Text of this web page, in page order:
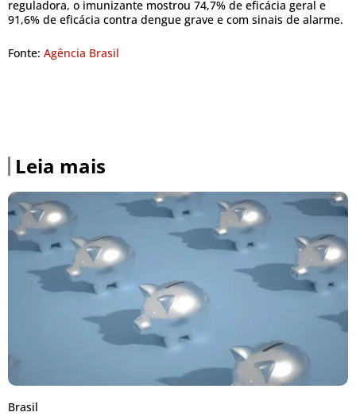
reguladora, o imunizante mostrou 74,7% de eficácia geral e
91,6% de eficácia contra dengue grave e com sinais de alarme.
Fonte: Agência Brasil
Leia mais
Brasil